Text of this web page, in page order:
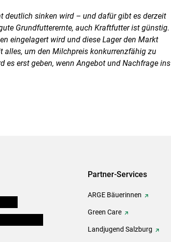
deutlich sinken wird – und dafür gibt es derzeit
Grundfutterernte, auch Kraftfutter ist günstig.
eingelagert wird und diese Lager den Markt
alles, um den Milchpreis konkurrenzfähig zu
erst geben, wenn Angebot und Nachfrage ins
Partner-Services
ARGE Bäuerinnen
Green Care
Landjugend Salzburg